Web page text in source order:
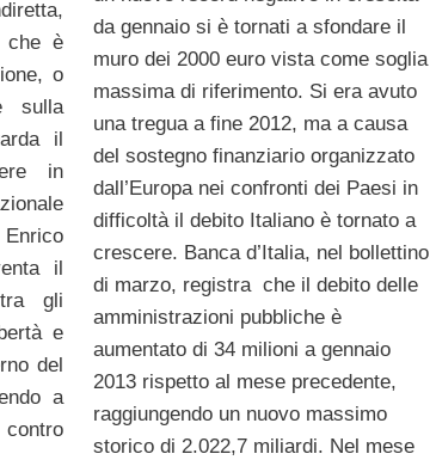
che è
o
sulla
il
in
il
gli
e
del
a
da gennaio si è tornati a sfondare il
muro dei 2000 euro vista come soglia
massima di riferimento. Si era avuto
una tregua a fine 2012, ma a causa
del sostegno finanziario organizzato
dall’Europa nei confronti dei Paesi in
difficoltà il debito Italiano è tornato a
crescere. Banca d’Italia, nel bollettino
di marzo, registra che il debito delle
amministrazioni pubbliche è
aumentato di 34 milioni a gennaio
2013 rispetto al mese precedente,
raggiungendo un nuovo massimo
storico di 2.022,7 miliardi. Nel mese